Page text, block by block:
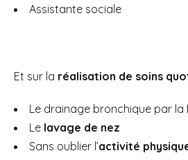
Assistante sociale
Et sur la réalisation de soins
Le drainage bronchique par la
Le lavage de nez
Sans oublier l’activité